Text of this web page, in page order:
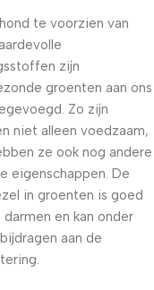
te voorzien van
zijn
groenten aan ons
Zo zijn
niet alleen voedzaam,
ze ook nog andere
eigenschappen. De
in groenten is goed
en kan onder
aan de